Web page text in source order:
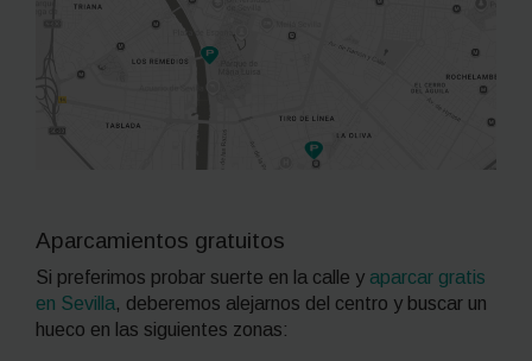
Aparcamientos gratuitos
Si preferimos probar suerte en la calle y aparcar gratis
en Sevilla, deberemos alejarnos del centro y buscar un
hueco en las siguientes zonas: